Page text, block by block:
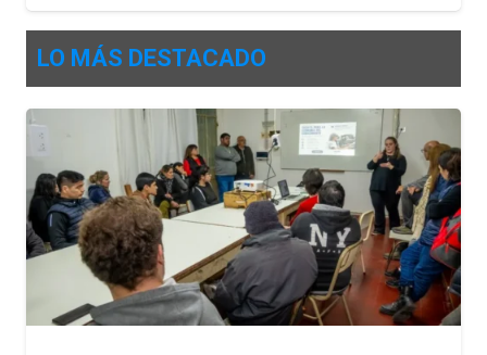
LO MÁS DESTACADO